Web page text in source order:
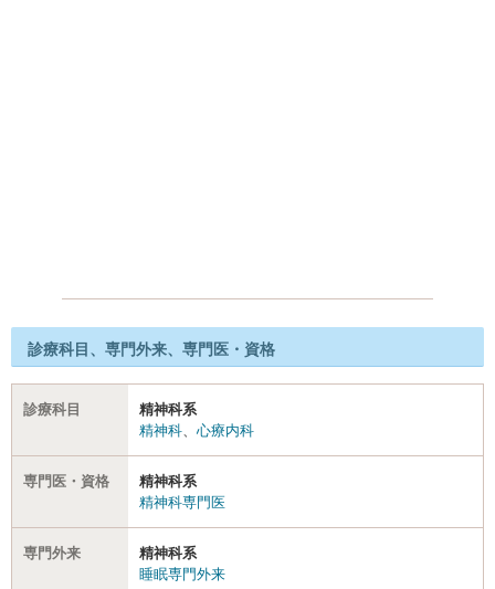
診療科目、専門外来、専門医・資格
診療科目
精神科系
精神科
心療内科
専門医・資格
精神科系
精神科専門医
専門外来
精神科系
睡眠専門外来